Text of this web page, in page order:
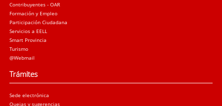
Contribuyentes - OAR
Formación y Empleo
Participación Ciudadana
Servicios a EELL
Smart Provincia
Turismo
@Webmail
Trámites
Sede electrónica
Quejas y sugerencias